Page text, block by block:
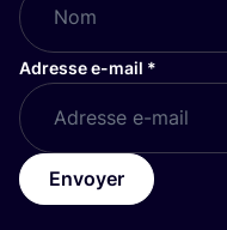
Adresse e-mail *
Envoyer